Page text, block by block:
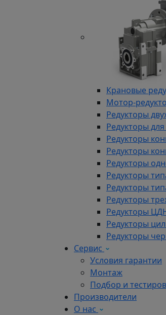
Крановые
Мотор-
Редукторы
Редукторы
Редукторы
Редукторы
Редукторы
Редукторы
Редукторы
Редукторы
Редукторы
Редукторы
Редукторы
Сервис
Условия гарантии
Монтаж
Подбор и
Производители
О нас